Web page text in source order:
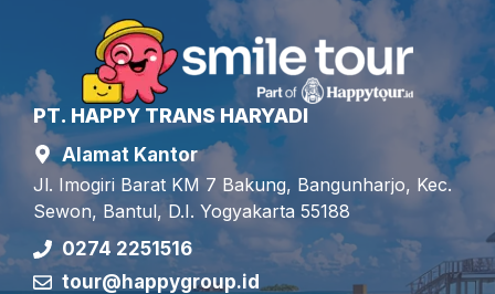
PT. HAPPY TRANS HARYADI
Alamat Kantor
Jl. Imogiri Barat KM 7 Bakung, Bangunharjo, Kec.
Sewon, Bantul, D.I. Yogyakarta 55188
0274 2251516
tour@happygroup.id